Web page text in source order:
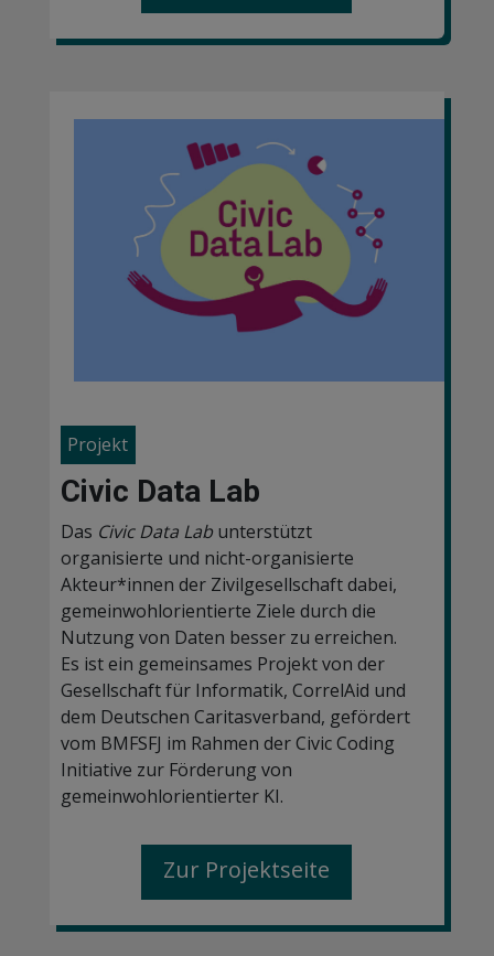
Projekt
Civic Data Lab
Das Civic Data Labunterstützt
organisierte und nicht-organisierte
Akteur*innen der Zivilgesellschaft dabei,
gemeinwohlorientierte Ziele durch die
Nutzung von Daten besser zu erreichen.
Es ist ein gemeinsames Projekt von der
Gesellschaft für Informatik, CorrelAid und
dem Deutschen Caritasverband, gefördert
vom BMFSFJ im Rahmen der Civic Coding
Initiative zur Förderung von
gemeinwohlorientierter KI.
Zur Projektseite